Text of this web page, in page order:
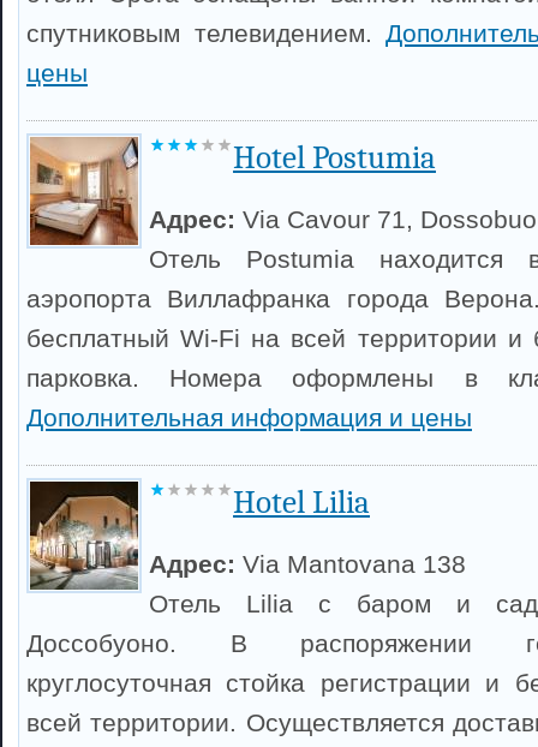
спутниковым телевидением.
цены
Hotel Postumia
Адрес: Via Cavour 71,
Отель Postumia
аэропорта Виллафранка города
бесплатный Wi-Fi на всей территории и
парковка. Номера оформлены в
Дополнительная информация и цены
Hotel Lilia
Адрес: Via Mantovana 138
Отель Lilia с баром и
Доссобуоно. В распоряжении
круглосуточная стойка регистрации и
всей территории. Осуществляется